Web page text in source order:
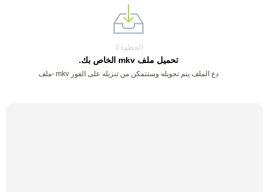
الخطوة 3
تحميل ملف mkv الخاص بك.
دع الملف يتم تحويله وستتمكن من تنزيله على الفور mkv -ملف